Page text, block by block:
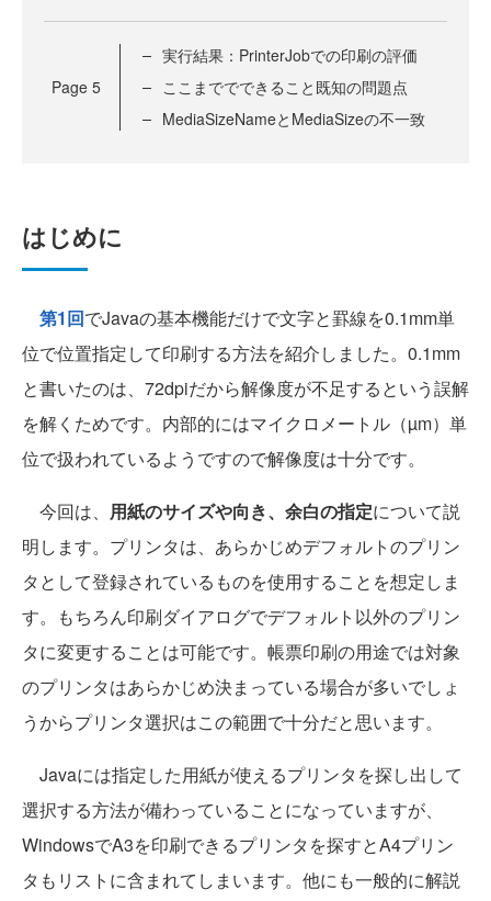
Page 5
実行結果：PrinterJobでの印刷の評価
ここまででできること既知の問題点
MediaSizeNameとMediaSizeの不一致
はじめに
第1回でJavaの基本機能だけで文字と罫線を0.1mm単
位で位置指定して印刷する方法を紹介しました。0.1mm
と書いたのは、72dpiだから解像度が不足するという誤解
を解くためです。内部的にはマイクロメートル（µm）単
位で扱われているようですので解像度は十分です。
今回は、 用紙のサイズや向き、余白の指定について説
明します。プリンタは、あらかじめデフォルトのプリン
タとして登録されているものを使用することを想定しま
す。もちろん印刷ダイアログでデフォルト以外のプリン
タに変更することは可能です。帳票印刷の用途では対象
のプリンタはあらかじめ決まっている場合が多いでしょ
うからプリンタ選択はこの範囲で十分だと思います。
Javaには指定した用紙が使えるプリンタを探し出して
選択する方法が備わっていることになっていますが、
WindowsでA3を印刷できるプリンタを探すとA4プリン
タもリストに含まれてしまいます。他にも一般的に解説